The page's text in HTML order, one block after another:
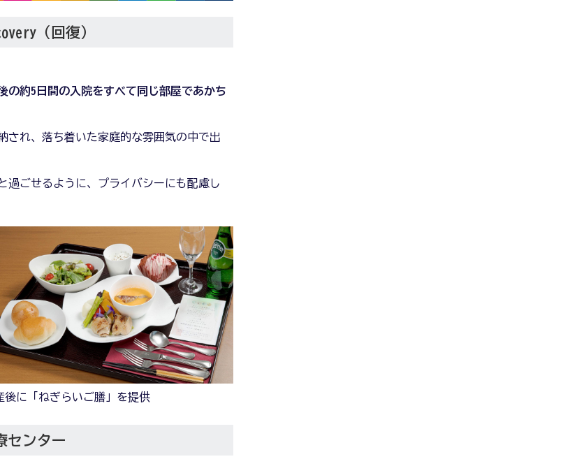
（回復）
の約5日間の入院をすべて同じ部屋であかち
され、落ち着いた家庭的な雰囲気の中で出
過ごせるように、プライバシーにも配慮し
後に「ねぎらいご膳」を提供
センター